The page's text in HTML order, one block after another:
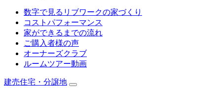
数字で見るリブワークの家づくり
コストパフォーマンス
家ができるまでの流れ
ご購入者様の声
オーナーズクラブ
ルームツアー動画
建売住宅・分譲地